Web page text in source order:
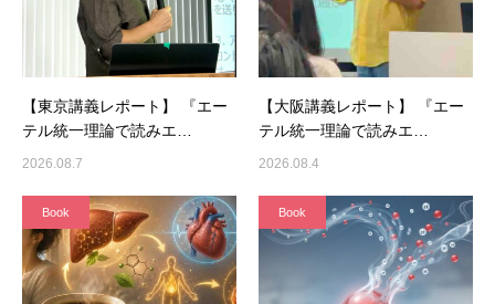
【東京講義レポート】 『エー
テル統一理論で読みエ…
2026.08.7
【大阪講義レポート】 『エー
テル統一理論で読みエ…
2026.08.4
Book Book